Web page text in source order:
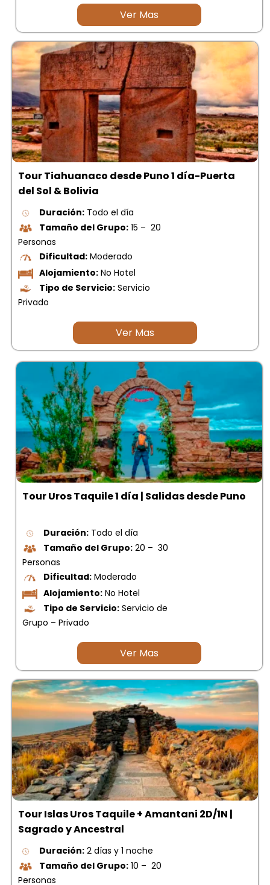
Ver Mas
Tour Tiahuanaco desde Puno 1 día-Puerta
del Sol & Bolivia
Duración: Todo el día
Tamaño del Grupo: 15 – 20
Personas
Dificultad: Moderado
Alojamiento: No Hotel
Tipo de Servicio: Servicio
Privado
Ver Mas
Tour Uros Taquile 1 día | Salidas desde Puno
Duración: Todo el día
Tamaño del Grupo: 20 – 30
Personas
Dificultad: Moderado
Alojamiento: No Hotel
Tipo de Servicio: Servicio de
Grupo – Privado
Ver Mas
Tour Islas Uros Taquile + Amantani 2D/1N |
Sagrado y Ancestral
Duración: 2 días y 1 noche
Tamaño del Grupo: 10 – 20
Personas